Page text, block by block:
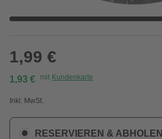
1,99 €
1,93 € mit Kundenkarte
Inkl. MwSt.
RESERVIEREN & ABHOLEN